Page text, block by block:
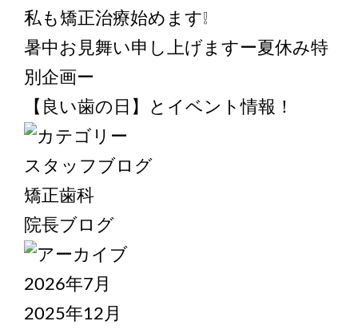
私も矯正治療始めます❕
暑中お見舞い申し上げますー夏休み特
別企画ー
【良い歯の日】とイベント情報！
スタッフブログ
矯正歯科
院長ブログ
2026年7月
2025年12月